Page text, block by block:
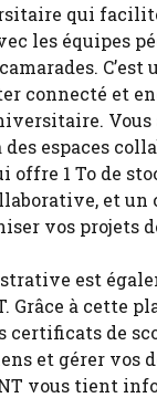
qui
les équipes
C’est
connecté et
Vous
des espaces
offre 1 To de
et un
vos projets
est
Grâce à cette
certificats de
et gérer vos
vous tient